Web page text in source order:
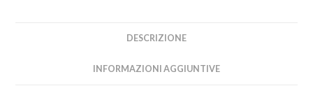
DESCRIZIONE
INFORMAZIONI AGGIUNTIVE